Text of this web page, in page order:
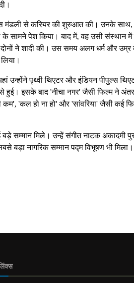
मंडली से करियर की शुरुआत की। उनके साथ,
सामने पेश किया। बाद में, वह उसी संस्थान में
ने शादी की। उस समय अलग धर्म और उम्र
उन्होंने पृथ्वी थिएटर और इंडियन पीपुल्स
इसके बाद 'नीचा नगर' जैसी फिल्म ने
'कल हो ना हो' और 'सांवरिया' जैसी कई
सम्मान मिले। उन्हें संगीत नाटक अकादमी
बड़ा नागरिक सम्मान पद्म विभूषण भी